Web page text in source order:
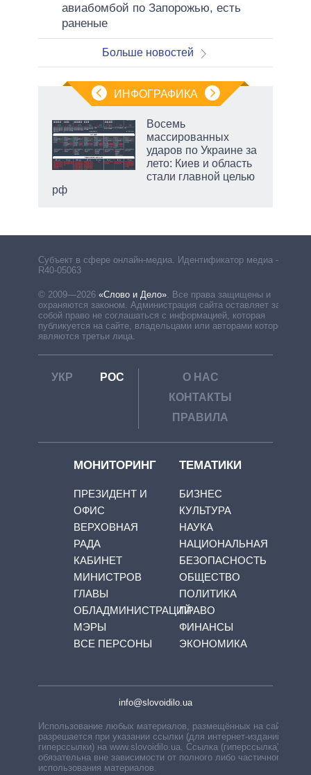
авиабомбой по Запорожью, есть
раненые
Больше новостей
ИНФОГРАФИКА
Восемь
массированных
ударов по Украине за
лето: Киев и область
стали главной целью
рф
Субъект в сфере онлайн-медиа. Идентификатор медиа –
R40-05063
© 2009—2026 «Слово и Дело» Все права защищены и
охраняются законом. Администрация сайта оставляет за
собой право не соглашаться с информацией, которая
публикуется на сайте, владельцами или авторами которой
являются третьи лица.
УКР РОС
О НАС
КОНТАКТЫ
ПРАВИЛА
МОНИТОРИНГ
ПРЕЗИДЕНТ И
ОФИС
ВЕРХОВНАЯ
РАДА
КАБИНЕТ
МИНИСТРОВ
ГЛАВЫ
ОБЛАДМИНИСТРАЦИЙ
МЭРЫ
ВСЕ ПЕРСОНЫ
ТЕМАТИКИ
БИЗНЕС
КУЛЬТУРА
НАУКА
НАЦИОНАЛЬНАЯ
БЕЗОПАСНОСТЬ
ОБЩЕСТВО
ПОЛИТИКА
ПРАВО
ФИНАНСЫ
ЭКОНОМИКА
info@slovoidilo.ua
Использование любых материалов, размещённых на сайте,
разрешается при указании ссылки (для интернет-изданий —
гиперссылки) на www.slovoidilo.ua. Ссылка (гиперссылка)
обязательна вне зависимости от полного либо частичного
использования материалов.